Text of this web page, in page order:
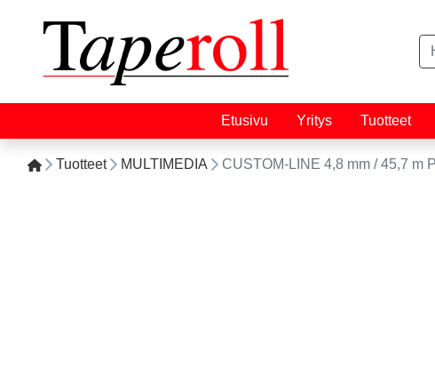
Etusivu Yritys Tuotteet
Tuotteet MULTIMEDIA CUSTOM-LINE 4,8 mm / 45,7 m